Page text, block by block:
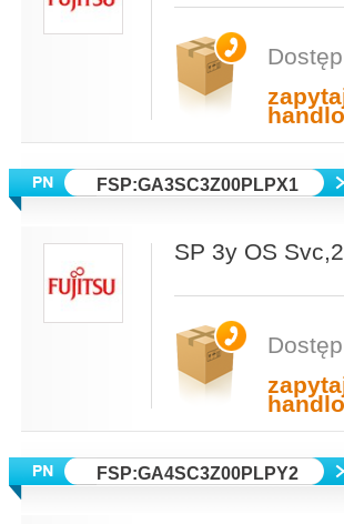
FSP:GA3SC3Z00PLPX1
SP 3y OS
FSP:GA4SC3Z00PLPY2